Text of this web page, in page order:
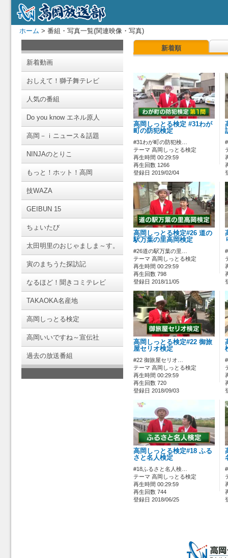
ホーム > 番組・写真一覧(関連映像・写真)
新着動画
おしえて！獅子舞テレビ
人気の番組
Do you know エネル原人
高岡－ｉニュース＆話題
NINJAのとりこ
もっと！ホット！高岡
技WAZA
GEIBUN 15
ちょいたび
太田明里のおじゃましま～す。
寅のまちうた探訪記
なるほど！聞きコミテレビ
TAKAOKA名産地
高岡しっとる検定
高岡いいですね～宣伝社
過去の放送番組
新着順
高岡しっとる検定 #31わが
町の防犯検定
#31わが町の防犯検…
テーマ 高岡しっとる検定
再生時間 00:29:59
再生回数 1266
登録日 2019/02/04
高岡しっとる検定#26 道の
駅万葉の里高岡検定
#26道の駅万葉の里…
テーマ 高岡しっとる検定
再生時間 00:29:59
再生回数 798
登録日 2018/11/05
高岡しっとる検定#22 御旅
屋セリオ検定
#22 御旅屋セリオ…
テーマ 高岡しっとる検定
再生時間 00:29:59
再生回数 720
登録日 2018/09/03
高岡しっとる検定#18 ふる
さと名人検定
#18ふるさと名人検…
テーマ 高岡しっとる検定
再生時間 00:29:59
再生回数 744
登録日 2018/06/25